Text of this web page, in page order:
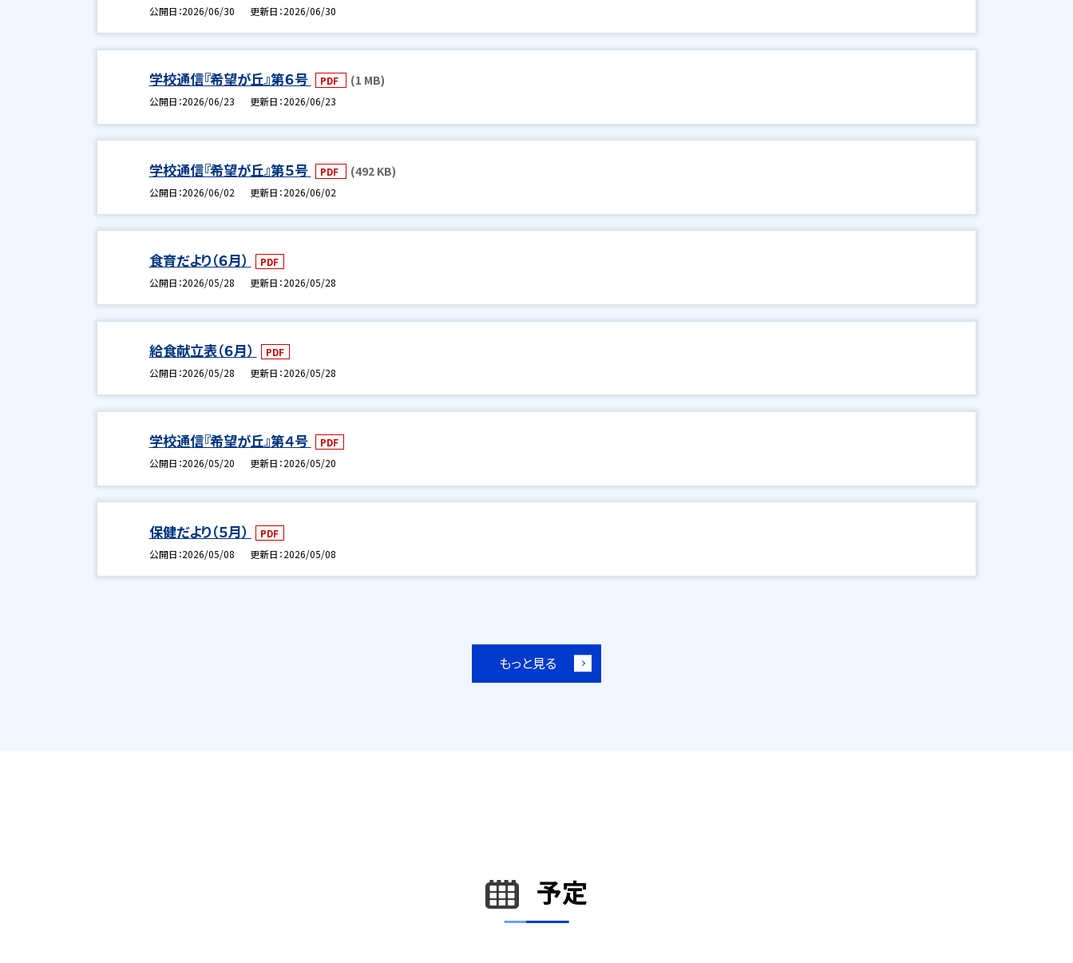
公開日 2026/06/30 更新日 2026/06/30
学校通信『希望が丘』第６号 PDF (1 MB)
公開日 2026/06/23 更新日 2026/06/23
学校通信『希望が丘』第５号 PDF (492 KB)
公開日 2026/06/02 更新日 2026/06/02
食育だより（６月）
PDF
公開日 2026/05/28 更新日 2026/05/28
給食献立表（６月）
PDF
公開日 2026/05/28 更新日 2026/05/28
学校通信『希望が丘』第４号
PDF
公開日 2026/05/20 更新日 2026/05/20
保健だより（５月）
PDF
公開日 2026/05/08 更新日 2026/05/08
もっと見る
予定